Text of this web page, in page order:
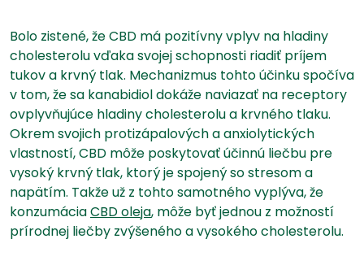
Bolo zistené, že CBD má pozitívny vplyv na hladiny
cholesterolu vďaka svojej schopnosti riadiť príjem
tukov a krvný tlak. Mechanizmus tohto účinku spočíva
v tom, že sa kanabidiol dokáže naviazať na receptory
ovplyvňujúce hladiny cholesterolu a krvného tlaku.
Okrem svojich protizápalových a anxiolytických
vlastností, CBD môže poskytovať účinnú liečbu pre
vysoký krvný tlak, ktorý je spojený so stresom a
napätím. Takže už z tohto samotného vyplýva, že
konzumáciaCBD oleja, môže byť jednou z možností
prírodnej liečby zvýšeného a vysokého cholesterolu.